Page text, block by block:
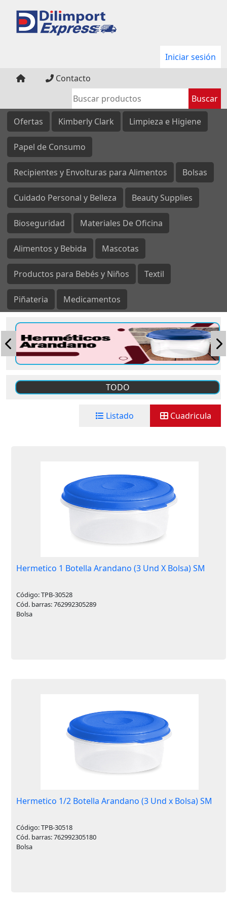
Iniciar sesión
Contacto
Ofertas Kimberly Clark Limpieza e Higiene
Papel de Consumo
Recipientes y Envolturas para Alimentos Bolsas
Cuidado Personal y Belleza Beauty Supplies
Bioseguridad Materiales De Oficina
Alimentos y Bebida Mascotas
Productos para Bebés y Niños Textil
Piñateria Medicamentos
TODO
Listado Cuadricula
Hermetico 1 Botella Arandano (3 Und X Bolsa) SM
Código: TPB-30528
Cód. barras: 762992305289
Bolsa
Hermetico 1/2 Botella Arandano (3 Und x Bolsa) SM
Código: TPB-30518
Cód. barras: 762992305180
Bolsa